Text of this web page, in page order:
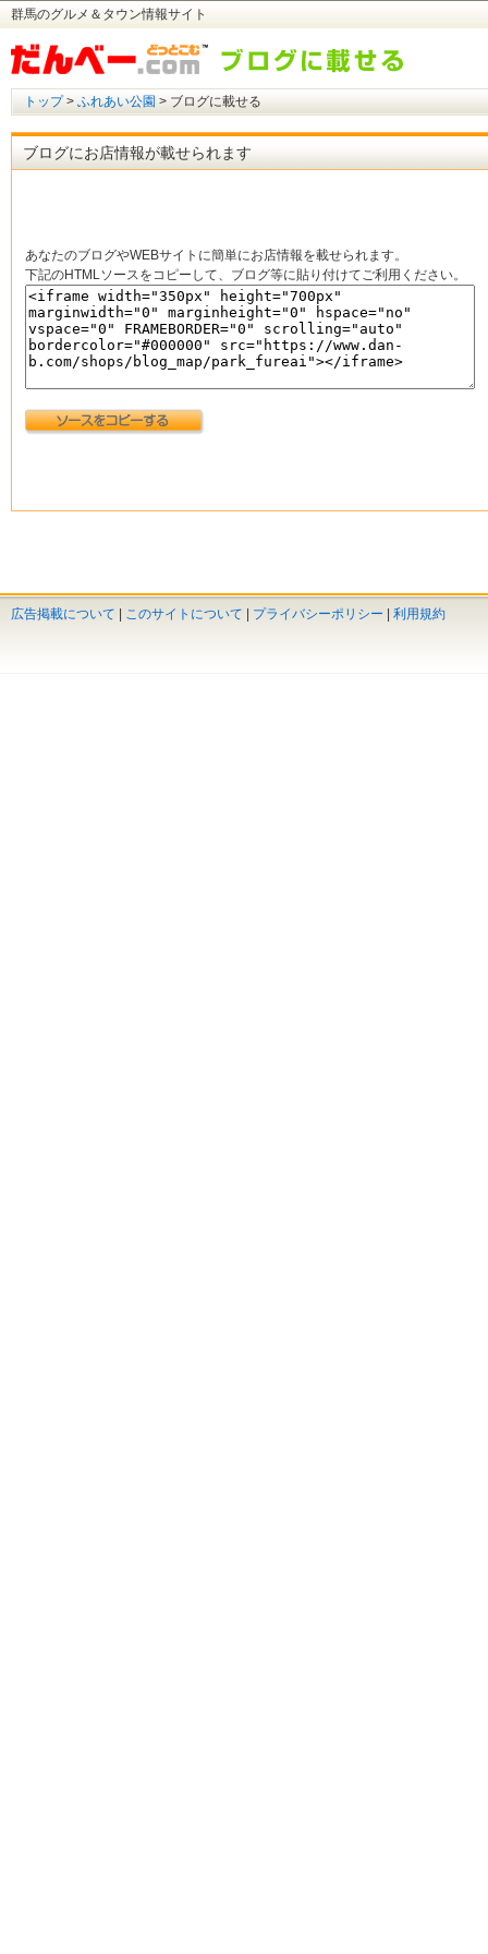
群馬のグルメ＆タウン情報サイト
トップ> ふれあい公園 > ブログに載せる
ブログにお店情報が載せられます
あなたのブログやWEBサイトに簡単にお店情報を載せられます。
下記のHTMLソースをコピーして、ブログ等に貼り付けてご利用ください。
広告掲載について このサイトについて プライバシーポリシー 利用規約